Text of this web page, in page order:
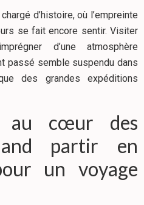
d’histoire, où l’empreinte
se fait encore sentir. Visiter
d’une atmosphère
passé semble suspendu dans
des grandes expéditions
au cœur des
partir en
un voyage